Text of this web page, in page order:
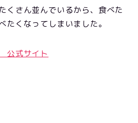
くさん並んでいるから、食べた
たくなってしまいました。
公式サイト